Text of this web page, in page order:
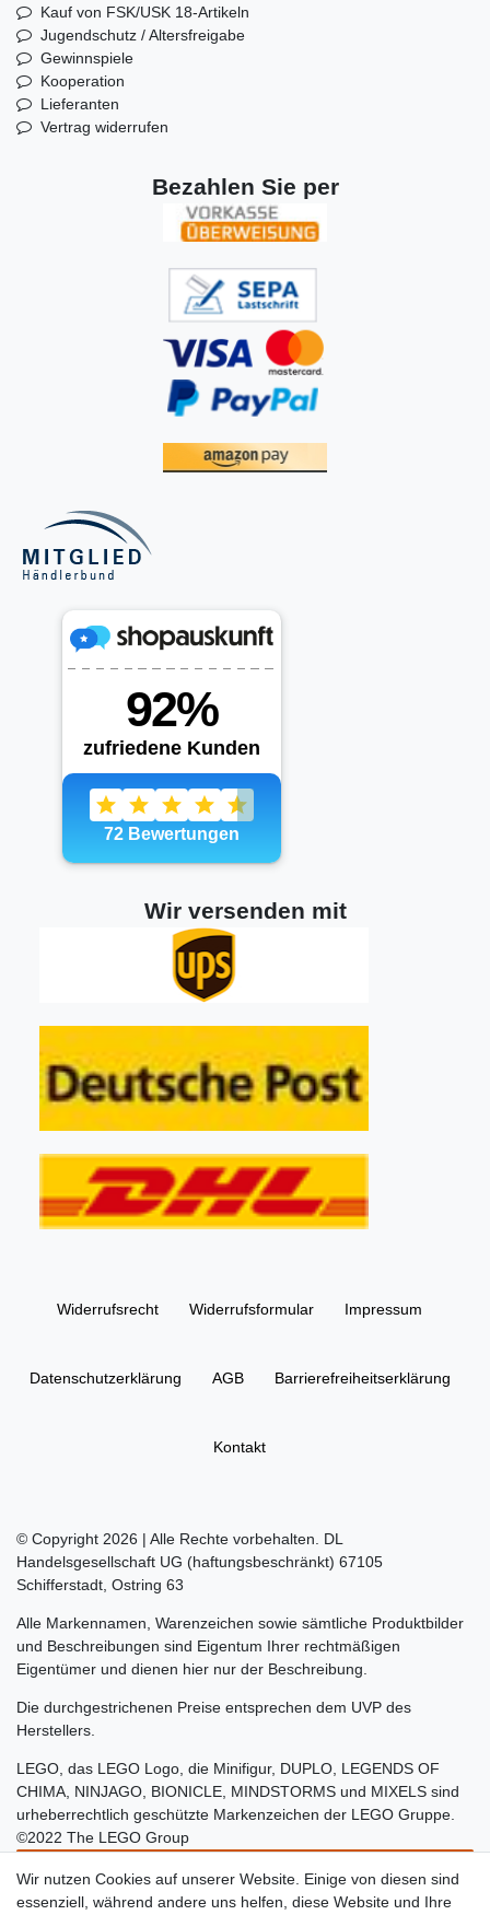
Kauf von FSK/USK 18-Artikeln
Jugendschutz / Altersfreigabe
Gewinnspiele
Kooperation
Lieferanten
Vertrag widerrufen
Bezahlen Sie per
Wir versenden mit
Widerrufs­recht Widerrufs­formular Impressum
Daten­schutz­erklärung AGB Barrierefreiheitserklärung
Kontakt
© Copyright 2026 | Alle Rechte vorbehalten. DL
Handelsgesellschaft UG (haftungsbeschränkt) 67105
Schifferstadt, Ostring 63
Alle Markennamen, Warenzeichen sowie sämtliche Produktbilder
und Beschreibungen sind Eigentum Ihrer rechtmäßigen
Eigentümer und dienen hier nur der Beschreibung.
Die durchgestrichenen Preise entsprechen dem UVP des
Herstellers.
LEGO, das LEGO Logo, die Minifigur, DUPLO, LEGENDS OF
CHIMA, NINJAGO, BIONICLE, MINDSTORMS und MIXELS sind
urheberrechtlich geschützte Markenzeichen der LEGO Gruppe.
©2022 The LEGO Group
Wir nutzen Cookies auf unserer Website. Einige von diesen sind
essenziell, während andere uns helfen, diese Website und Ihre